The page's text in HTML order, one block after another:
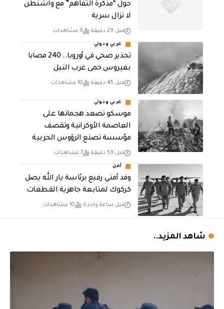
حول “مذكرة التفاهم” مع واشنطن
لا تزال سرية
قبل 29 دقيقة 9 مشاهدات
عربي ودولي
تحذير صحي في أوروبا.. 240 مصابا
بفيروس حمى غرب النيل
قبل 45 دقيقة 10 مشاهدات
عربي ودولي
موسكو تصعد هجماتها على
العاصمة الأوكرانية وتقصف
مؤسسة تصنع الرؤوس الحربية
قبل 59 دقيقة 7 مشاهدات
أمن
وفد أمني رفيع برئاسة يار الله يصل
كركوك لمتابعة جاهزية القطعات
قبل ساعة واحدة 10 مشاهدات
شاهد المزيد..